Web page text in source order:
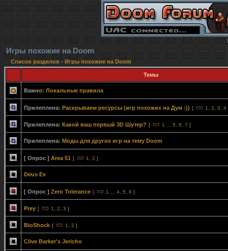
Игры похожие на Doom
Список разделов - Игры похожие на Doom
Темы
Важно: Локальные правила
Прилеплена: Раскрываем ресурсы (игр похожих на Дум :)) [ 1 2 3 4
Прилеплена: Какой ваш первый 3D Шутер? [ 1 5 6 7 ]
Прилеплена: Моды для других игр на тему Doom
[ Опрос ] Area 51 [ 1 2 ]
Deus Ex
[ Опрос ] Zero Tolerance [ 1 4 5 6 ]
Prey [ 1 2 3 ]
BioShock [ 1 2 ]
Clive Barker's Jericho